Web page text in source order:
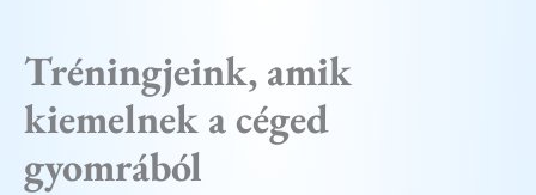
Tréningjeink, amik
kiemelnek a céged
gyomrából